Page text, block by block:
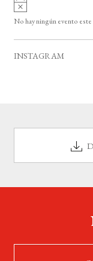
o
A
v
i
No hay ningún evento este
INSTAGRAM